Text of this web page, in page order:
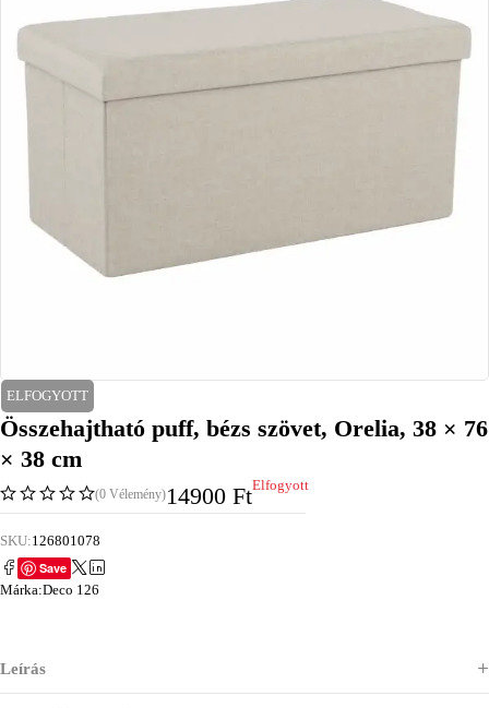
ELFOGYOTT
Összehajtható puff, bézs szövet, Orelia, 38 × 76
× 38 cm
(0 Vélemény)14900 FtElfogyott
SKU:126801078
Save
Márka:Deco 126
Leírás